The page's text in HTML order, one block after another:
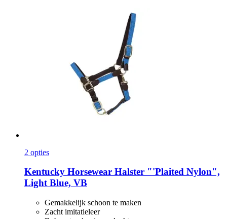
2 opties
Kentucky Horsewear Halster "'Plaited Nylon",
Light Blue, VB
Gemakkelijk schoon te maken
Zacht imitatieleer